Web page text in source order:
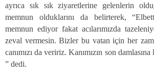
ayrıca sık sık ziyaretlerine gelenlerin
memnun olduklarını da belirterek,
memnun ediyor fakat acılarımızda
zeval vermesin. Bizler bu vatan için her
canımızı da veririz. Kanımızın son
” dedi.